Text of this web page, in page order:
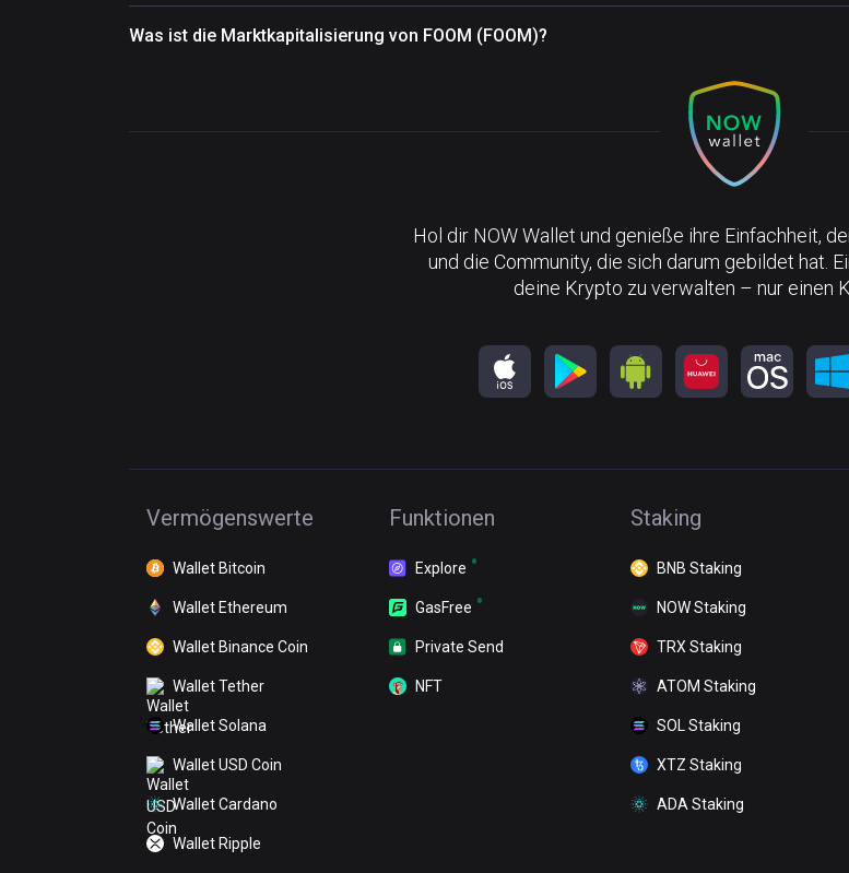
Was ist die Marktkapitalisierung von FOOM (FOOM)?
Hol dir NOW Wallet und genieße ihre Einfachheit,
und die Community, die sich darum gebildet hat.
deine Krypto zu verwalten – nur einen
Vermögenswerte
Wallet Bitcoin
Wallet Ethereum
Wallet Binance Coin
Wallet Tether
Wallet Solana
Wallet USD Coin
Wallet Cardano
Wallet Ripple
Funktionen
Explore
GasFree
Private Send
NFT
Staking
BNB Staking
NOW Staking
TRX Staking
ATOM Staking
SOL Staking
XTZ Staking
ADA Staking